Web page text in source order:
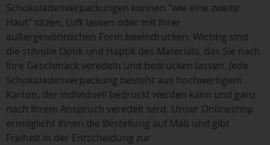
Schokoladenverpackungen können "wie eine zweite
Haut" sitzen, Luft lassen oder mit ihrer
außergewöhnlichen Form beeindrucken. Wichtig sind
die stilvolle Optik und Haptik des Materials, das Sie nach
Ihre Geschmack veredeln und bedrucken lassen. Jede
Schokoladenverpackung besteht aus hochwertigem
Karton, der individuell bedruckt werden kann und ganz
nach Ihrem Anspruch veredelt wird. Unser Onlineshop
ermöglicht Ihnen die Bestellung auf Maß und gibt
Freiheit in der Entscheidung zur